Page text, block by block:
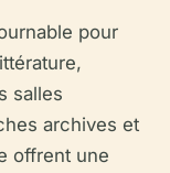
pour
salles
archives et
offrent une